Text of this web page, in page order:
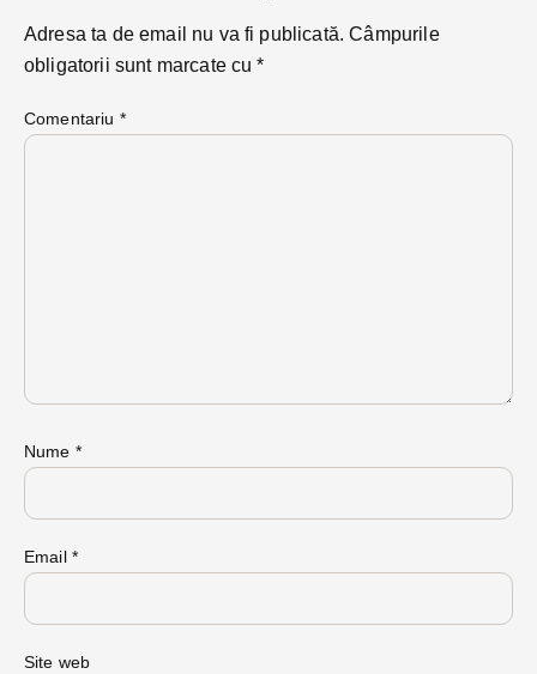
Adresa ta de email nu va fi publicată. Câmpurile
obligatorii sunt marcate cu*
Comentariu *
Nume *
Email *
Site web